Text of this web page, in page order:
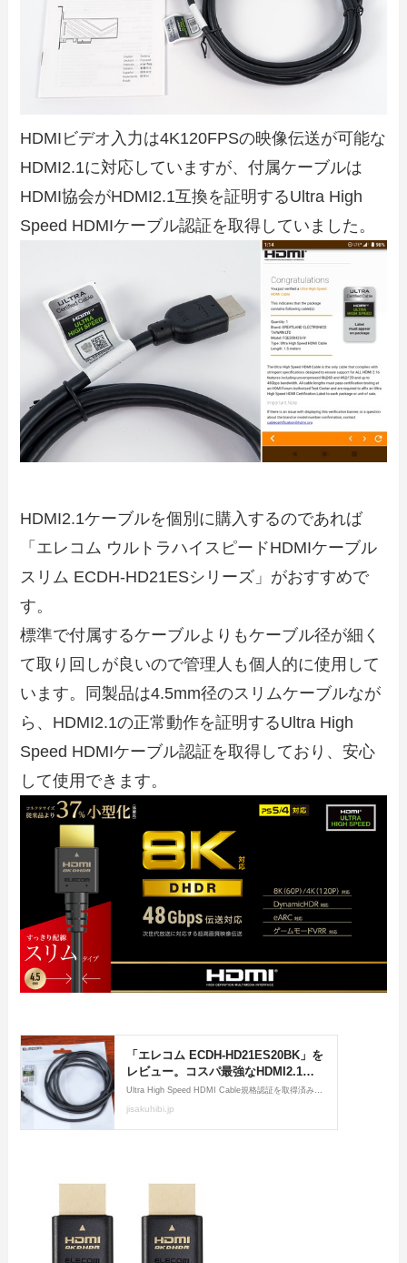
HDMIビデオ入力は4K120FPSの映像伝送が可能な
HDMI2.1に対応していますが、付属ケーブルは
HDMI協会がHDMI2.1互換を証明するUltra High
Speed HDMIケーブル認証を取得していました。
HDMI2.1ケーブルを個別に購入するのであれば
「エレコム ウルトラハイスピードHDMIケーブル
スリム ECDH-HD21ESシリーズ」がおすすめで
す。
標準で付属するケーブルよりもケーブル径が細く
て取り回しが良いので管理人も個人的に使用して
います。同製品は4.5mm径のスリムケーブルなが
ら、HDMI2.1の正常動作を証明するUltra High
Speed HDMIケーブル認証を取得しており、安心
して使用できます。